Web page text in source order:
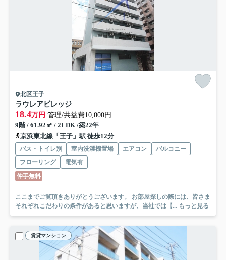
北区王子
ラウレアビレッジ
18.4万円 管理/共益費10,000円
9階 / 61.92㎡ / 2LDK /築22年
京浜東北線「王子」駅 徒歩12分
バス・トイレ別 室内洗濯機置場 エアコン
バルコニー
フローリング
電気有
仲手無料
ここまでご覧頂きありがとうございます。 お部屋探しの際には、皆さま
それぞれこだわりの条件があると思いますが、当社では【... もっと見る
賃貸マンション